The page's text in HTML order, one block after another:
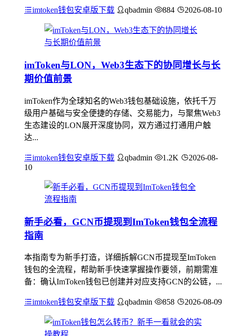
imtoken钱包安卓版下载 qbadmin 884 2026-08-10
imToken与LON，Web3生态下的协同增长与长
期价值前景
imToken作为全球知名的Web3钱包基础设施，依托千万
级用户基础与安全便捷的存储、交易能力，与聚焦Web3
生态建设的LON展开深度协同，双方通过打通用户触
达...
imtoken钱包安卓版下载 qbadmin 1.2K
2026-08-
10
新手必看，GCN币提现到ImToken钱包全流程
指南
本指南专为新手打造，详细拆解GCN币提现至ImToken
钱包的全流程，帮助新手快速掌握操作要领，前期需准
备：确认ImToken钱包已创建并对应支持GCN的公链，...
imtoken钱包安卓版下载 qbadmin 858 2026-08-09